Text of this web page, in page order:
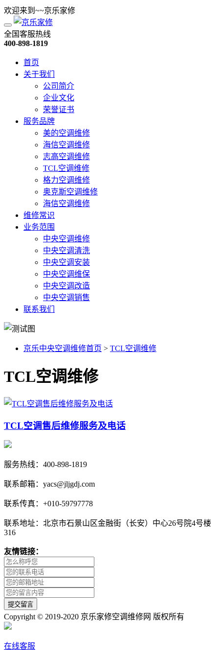
欢迎来到~~京乐家修
全国客服热线
400-898-1819
首页
关于我们
公司简介
企业文化
荣誉证书
服务品牌
美的空调维修
海信空调维修
志高空调维修
TCL空调维修
格力空调维修
奥克斯空调维修
海信空调维修
维修常识
业务范围
中央空调维修
中央空调清洗
中央空调安装
中央空调维保
中央空调改造
中央空调销售
联系我们
京乐中央空调维修首页 > TCL空调维修
TCL空调维修
TCL空调售后维修服务及电话
服务热线：400-898-1819
联系邮箱：yacs@jljgdj.com
联系传真：+010-59797778
联系地址：北京市石景山区金融街（长安）中心26号院4号楼
316
友情链接：
Copyright © 2019-2020 京乐家修空调维修网 版权所有
在线客服